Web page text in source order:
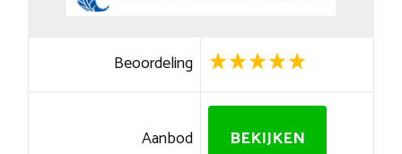
Beoordeling
Aanbod BEKIJKEN